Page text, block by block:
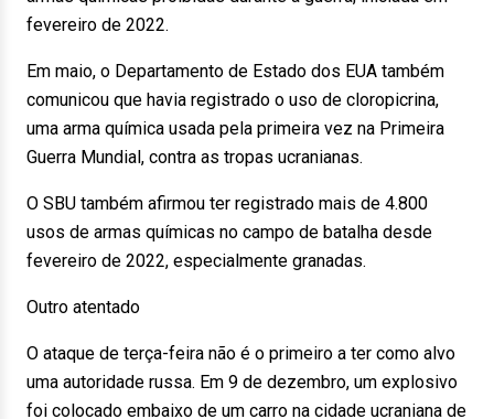
fevereiro de 2022.
Em maio, o Departamento de Estado dos EUA também
comunicou que havia registrado o uso de cloropicrina,
uma arma química usada pela primeira vez na Primeira
Guerra Mundial, contra as tropas ucranianas.
O SBU também afirmou ter registrado mais de 4.800
usos de armas químicas no campo de batalha desde
fevereiro de 2022, especialmente granadas.
Outro atentado
O ataque de terça-feira não é o primeiro a ter como alvo
uma autoridade russa. Em 9 de dezembro, um explosivo
foi colocado embaixo de um carro na cidade ucraniana de